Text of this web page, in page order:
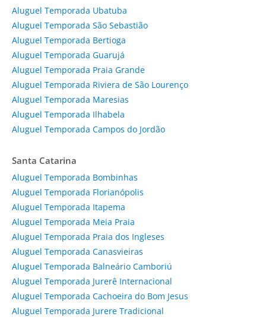
Aluguel Temporada Ubatuba
Aluguel Temporada São Sebastião
Aluguel Temporada Bertioga
Aluguel Temporada Guarujá
Aluguel Temporada Praia Grande
Aluguel Temporada Riviera de São Lourenço
Aluguel Temporada Maresias
Aluguel Temporada Ilhabela
Aluguel Temporada Campos do Jordão
Santa Catarina
Aluguel Temporada Bombinhas
Aluguel Temporada Florianópolis
Aluguel Temporada Itapema
Aluguel Temporada Meia Praia
Aluguel Temporada Praia dos Ingleses
Aluguel Temporada Canasvieiras
Aluguel Temporada Balneário Camboriú
Aluguel Temporada Jurerê Internacional
Aluguel Temporada Cachoeira do Bom Jesus
Aluguel Temporada Jurere Tradicional